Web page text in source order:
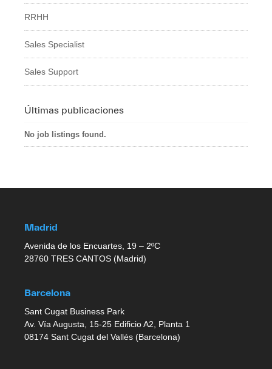
RRHH
Sales Specialist
Sales Support
Últimas publicaciones
No job listings found.
Madrid
Avenida de los Encuartes, 19 – 2ºC
28760 TRES CANTOS (Madrid)
Barcelona
Sant Cugat Business Park
Av. Vía Augusta, 15-25 Edificio A2, Planta 1
08174 Sant Cugat del Vallés (Barcelona)